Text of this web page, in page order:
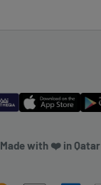
Made with ❤️ in Qatar